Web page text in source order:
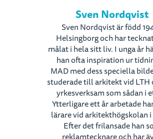
Sven Nordqvist
Sven Nordqvist är född
Helsingborg och har
målat i hela sitt liv. I unga år
han ofta inspiration ur
MAD med dess speciella
studerade till arkitekt vid LTH
yrkesverksam som sådan i
Ytterligare ett år arbetade
lärare vid arkitekthögskolan i
Efter det frilansade han